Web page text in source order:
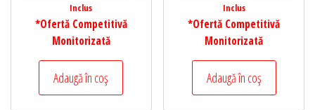
Inclus
*Ofertă Competitivă
Monitorizată
Adaugă în coș
Inclus
*Ofertă Competitivă
Monitorizată
Adaugă în coș